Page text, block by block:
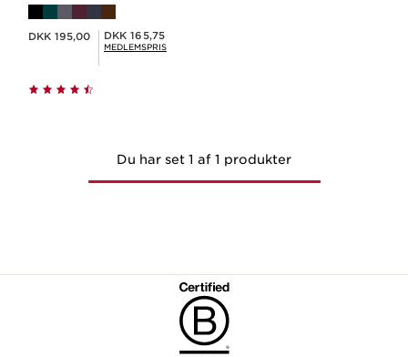
DKK 195,00 Medlemspris DKK 165,75
DKK 165,75
MEDLEMSPRIS
Du har set 1 af 1 produkter